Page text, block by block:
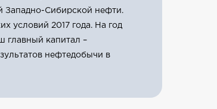
Западно-Сибирской нефти.
условий 2017 года. На год
главный капитал –
нефтедобычи в